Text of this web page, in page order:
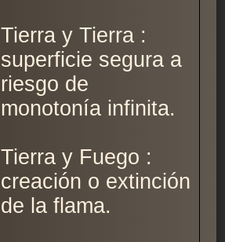
Tierra y Tierra :
superficie segura a
riesgo de
monotonía infinita.
Tierra y Fuego :
creación o extinción
de la flama.